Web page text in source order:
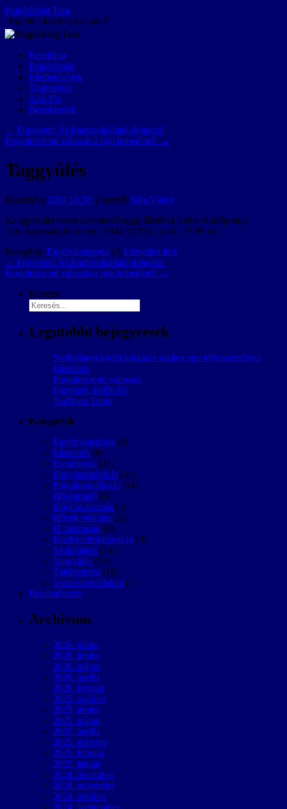
Kilépés
a
tartalomba
Polgárőrség Tura
"Együtt a közbiztonságért!"
Kezdőlap
Polgárőrség
Elérhetőségek
Tagfelvétel
Adó 1%
Beszámolók
← Figyelem! Ál áramszolgáltató dolgozó!
Forgalmi rend változás a régi temetőnél! →
Taggyűlés
Közzétéve 2024.10.30. | Szerző: Sára Viktor
Az egyesület soron következő taggyűlésének helye és időpontja:
Tura házasságkötő terem: 2024.10.030, szerda 19:00 óra.
Kategória: Egyéb kategória | A közvetlen link.
← Figyelem! Ál áramszolgáltató dolgozó!
Forgalmi rend változás a régi temetőnél! →
Keresés
Legutóbbi bejegyzések
Szolgálaton kívüli polgárőr segített egy idős személyen
Elismerés
Forgalmi rend változás!
Figyelem, kidőlt fa!
Traffipax Turán
Kategóriák
Egyéb kategória (8)
Elismerés (8)
Események (11)
Figyelemfelhívás (34)
Forgalomváltozás (14)
Hőségriadó (6)
Időjárás riasztás (5)
Idősek védelme (2)
IT biztonság (8)
Közlekedésbiztonság (9)
Szolgálatok (14)
Taggyűlés (23)
Tájékoztatás (10)
Természetvédelem (1)
Bejelentkezés
Archívum
2026. július
2026. június
2026. május
2026. április
2026. február
2025. október
2025. június
2025. május
2025. április
2025. március
2025. február
2025. január
2024. december
2024. november
2024. október
2024. szeptember